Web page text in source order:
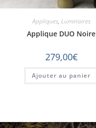
Appliques, Luminaires
Applique DUO Noire
279,00€
Ajouter au panier